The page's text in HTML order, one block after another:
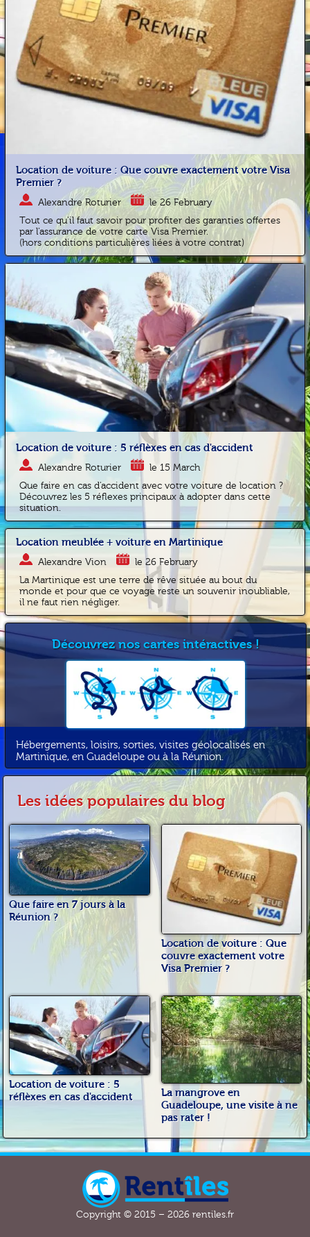
Location de voiture : Que couvre exactement votre Visa
Premier ?
Alexandre Roturier
le 26 February
Tout ce qu'il faut savoir pour profiter des garanties offertes
par l'assurance de votre carte Visa Premier.
(hors conditions particulières liées à votre contrat)
Location de voiture : 5 réflèxes en cas d'accident
Alexandre Roturier
le 15 March
Que faire en cas d'accident avec votre voiture de location ?
Découvrez les 5 réflexes principaux à adopter dans cette
situation.
Location meublée + voiture en Martinique
Alexandre Vion
le 26 February
La Martinique est une terre de rêve située au bout du
monde et pour que ce voyage reste un souvenir inoubliable,
il ne faut rien négliger.
Découvrez nos cartes intéractives !
Hébergements, loisirs, sorties, visites géolocalisés en
Martinique, en Guadeloupe ou à la Réunion.
Les idées populaires du blog
Que faire en 7 jours à la
Réunion ?
Location de voiture : Que
couvre exactement votre
Visa Premier ?
Location de voiture : 5
réflèxes en cas d'accident
La mangrove en
Guadeloupe, une visite à ne
pas rater !
Copyright © 2015 – 2026 rentiles.fr